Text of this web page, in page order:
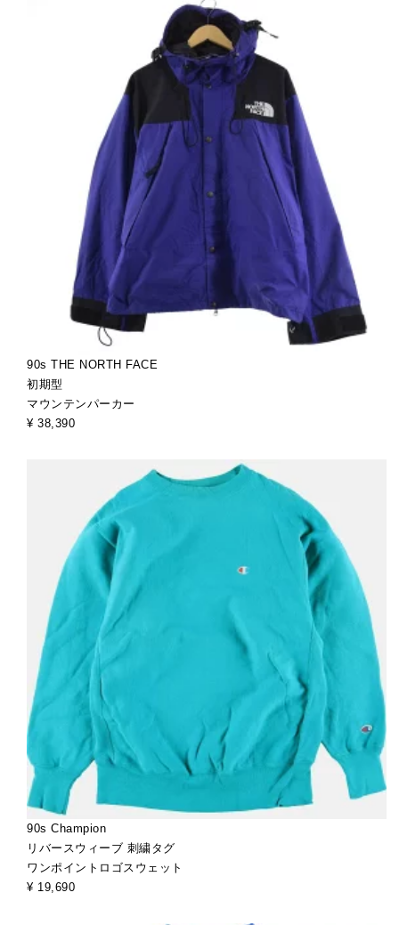
90s THE NORTH FACE
初期型
マウンテンパーカー
¥ 38,390
90s Champion
リバースウィーブ 刺繍タグ
ワンポイントロゴスウェット
¥ 19,690